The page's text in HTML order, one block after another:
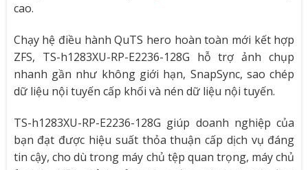
cao.
Chạy hệ điều hành QuTS hero hoàn toàn mới kết hợp
ZFS, TS-h1283XU-RP-E2236-128G hỗ trợ ảnh chụp
nhanh gần như không giới hạn, SnapSync, sao chép
dữ liệu nội tuyến cấp khối và nén dữ liệu nội tuyến.
TS-h1283XU-RP-E2236-128G giúp doanh nghiệp của
bạn đạt được hiệu suất thỏa thuận cấp dịch vụ đáng
tin cậy, cho dù trong máy chủ tệp quan trọng, máy chủ